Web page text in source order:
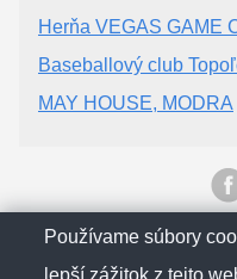
Herňa VEGAS GAME
Baseballový club
MAY HOUSE, MODRA
Používame súbory
lepší zážitok z tejto